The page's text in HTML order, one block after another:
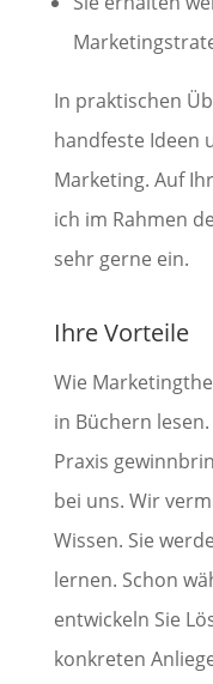
In praktischen
handfeste Ideen
Marketing. Auf
ich im Rahmen
sehr gerne ein.
Ihre Vorteile
Wie
in Büchern
Praxis
bei uns. Wir
Wissen. Sie
lernen. Schon
entwickeln Sie
konkreten